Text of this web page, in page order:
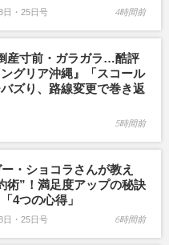
日・25日号 4時間前
産寸前・ガラガラ…酷評
グリア沖縄』「スコール
ズり、路線変更で巻き返
5時間前
・ショコラさんが教え
術”！満足度アップの秘訣
4つの心得」
日・25日号 6時間前